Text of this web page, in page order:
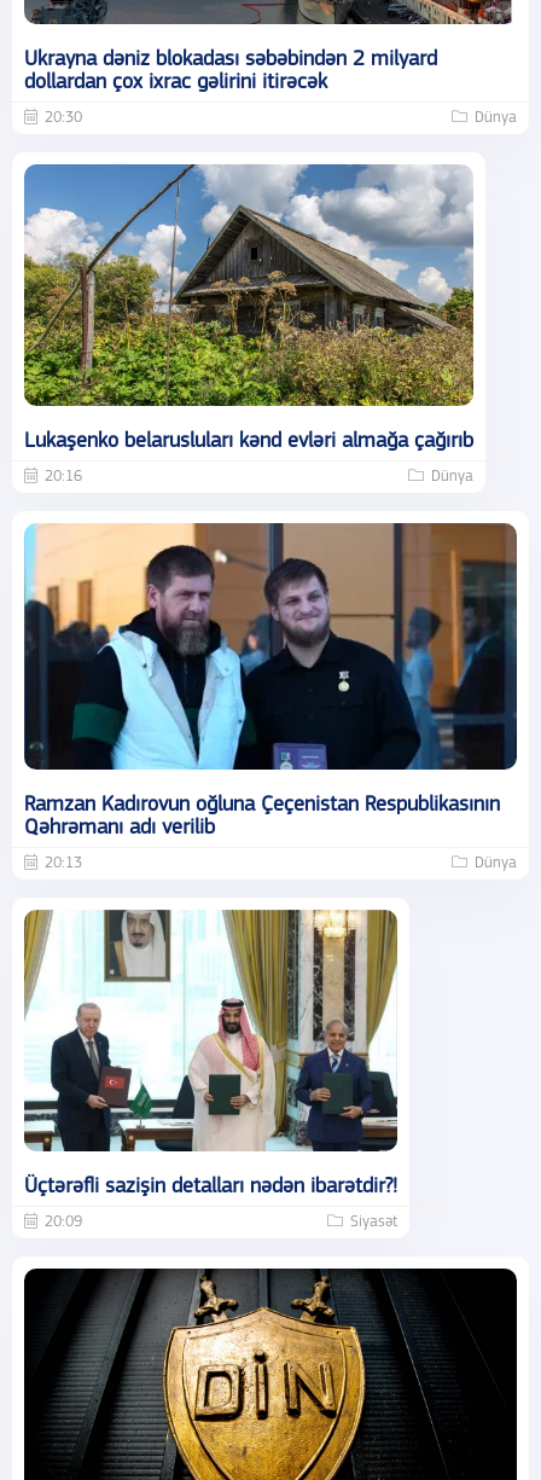
Ukrayna dəniz blokadası səbəbindən 2 milyard
dollardan çox ixrac gəlirini itirəcək
20:30 Dünya
Lukaşenko belarusluları kənd evləri almağa çağırıb
20:16 Dünya
Ramzan Kadırovun oğluna Çeçenistan Respublikasının
Qəhrəmanı adı verilib
20:13 Dünya
Üçtərəfli sazişin detalları nədən ibarətdir?!
20:09 Siyasət